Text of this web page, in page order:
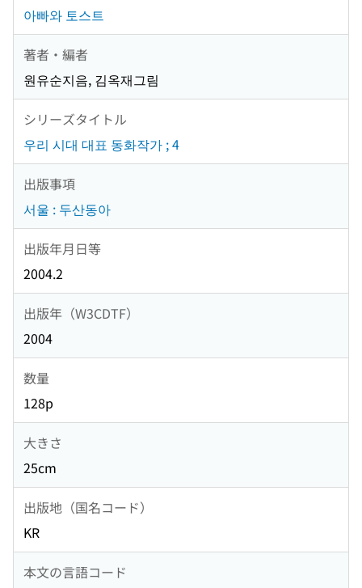
아빠와 토스트
著者・編者
원유순지음, 김옥재그림
シリーズタイトル
우리 시대 대표 동화작가 ; 4
出版事項
서울 : 두산동아
出版年月日等
2004.2
出版年（W3CDTF）
2004
数量
128p
大きさ
25cm
出版地（国名コード）
KR
本文の言語コード